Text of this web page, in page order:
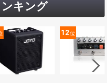
キング
12位